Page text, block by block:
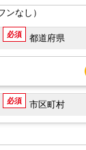
ンなし）
必須 都道府県
必須 市区町村